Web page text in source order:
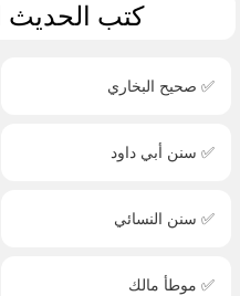
كتب الحديث
✅ صحيح البخاري
✅ سنن أبي داود
✅ سنن النسائي
✅ موطأ مالك